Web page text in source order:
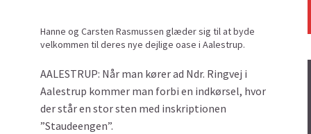
Hanne og Carsten Rasmussen glæder sig til at byde
velkommen til deres nye dejlige oase i Aalestrup.
AALESTRUP: Når man kører ad Ndr. Ringvej i
Aalestrup kommer man forbi en indkørsel, hvor
der står en stor sten med inskriptionen
”Staudeengen”.